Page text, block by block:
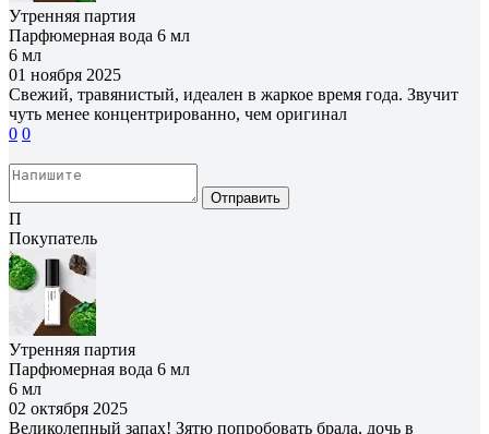
Утренняя партия
Парфюмерная вода 6 мл
6 мл
01 ноября 2025
Свежий, травянистый, идеален в жаркое время года. Звучит
чуть менее концентрированно, чем оригинал
0 0
Отправить
П
Покупатель
Утренняя партия
Парфюмерная вода 6 мл
6 мл
02 октября 2025
Великолепный запах! Зятю попробовать брала, дочь в